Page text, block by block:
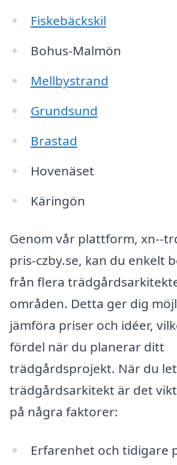
Fiskebäckskil
Bohus-Malmön
Mellbystrand
Grundsund
Brastad
Hovenäset
Käringön
Genom vår plattform, xn--
pris-czby.se, kan du enkelt
från flera
områden. Detta ger dig
jämföra priser och idéer,
fördel när du planerar ditt
trädgårdsprojekt. När du
trädgårdsarkitekt är det
på några faktorer:
Erfarenhet och tidigare